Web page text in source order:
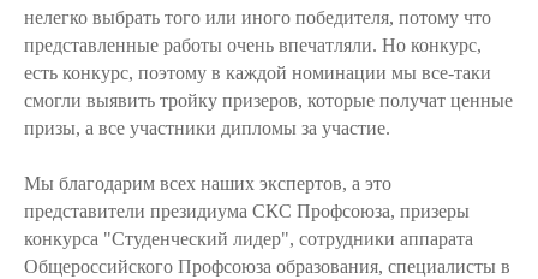
нелегко выбрать того или иного победителя, потому что
представленные работы очень впечатляли. Но конкурс,
есть конкурс, поэтому в каждой номинации мы все-таки
смогли выявить тройку призеров, которые получат ценные
призы, а все участники дипломы за участие.
Мы благодарим всех наших экспертов, а это
представители президиума СКС Профсоюза, призеры
конкурса "Студенческий лидер", сотрудники аппарата
Общероссийского Профсоюза образования, специалисты в